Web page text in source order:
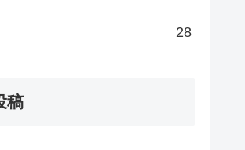
28
稿